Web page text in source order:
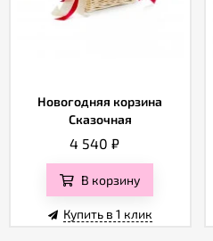
Новогодняя корзина
Сказочная
4 540₽
В корзину
Купить в 1 клик